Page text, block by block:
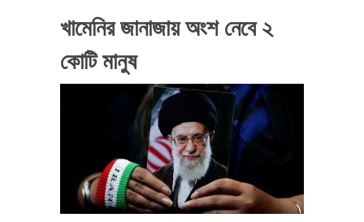
খামেনির জানাজায় অংশ নেবে ২
কোটি মানুষ